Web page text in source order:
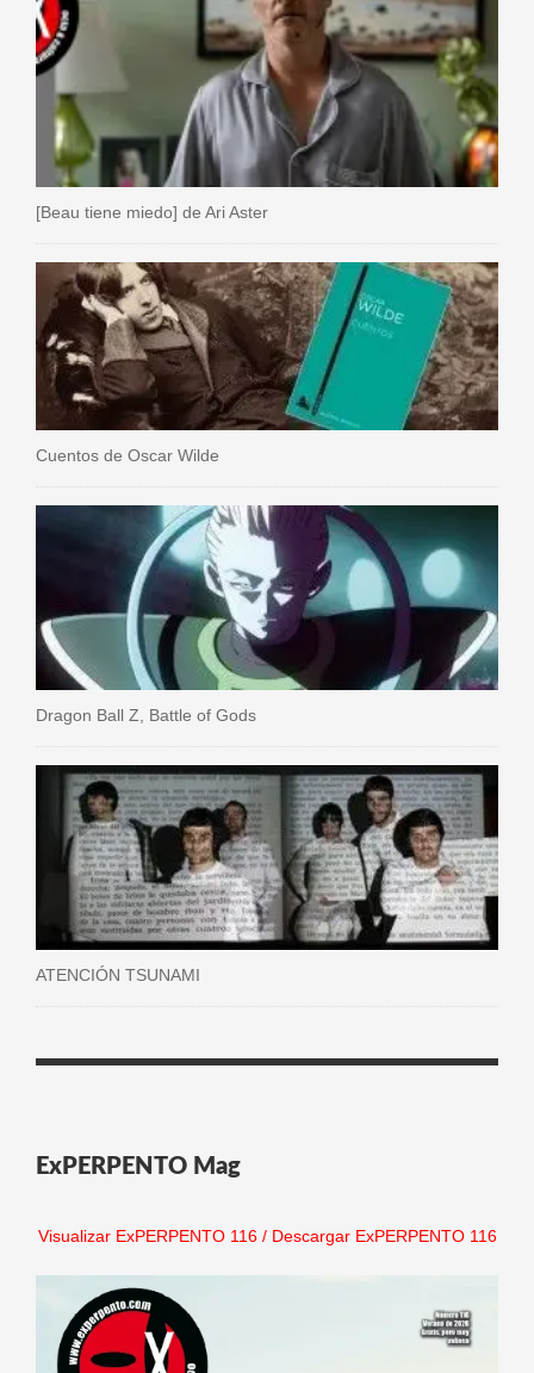
[Beau tiene miedo] de Ari Aster
Cuentos de Oscar Wilde
Dragon Ball Z, Battle of Gods
ATENCIÓN TSUNAMI
ExPERPENTO Mag
Visualizar ExPERPENTO 116/ Descargar ExPERPENTO 116